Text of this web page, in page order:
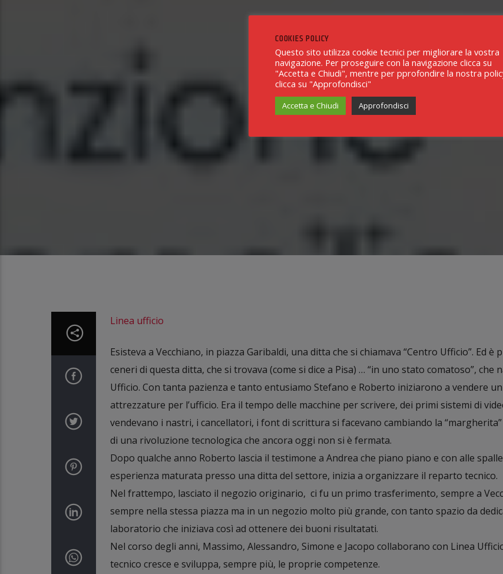
Linea ufficio
Esisteva a Vecchiano, in piazza Garibaldi, una ditta che si chiamava “Centro Ufficio”. Ed è
ceneri di questa ditta, che si trovava (come si dice a Pisa) … “in uno stato comatoso”, che
Ufficio. Con tanta pazienza e tanto entusiamo Stefano e Roberto iniziarono a vendere un
attrezzature per l’ufficio. Era il tempo delle macchine per scrivere, dei primi sistemi di
vendevano i nastri, i cancellatori, i font di scrittura si facevano cambiando la “margherita”
di una rivoluzione tecnologica che ancora oggi non si è fermata.
Dopo qualche anno Roberto lascia il testimone a Andrea che piano piano e con alle
esperienza maturata presso una ditta del settore, inizia a organizzare il reparto tecnico.
Nel frattempo, lasciato il negozio originario, ci fu un primo trasferimento, sempre a
sempre nella stessa piazza ma in un negozio molto più grande, con tanto spazio da
laboratorio che iniziava così ad ottenere dei buoni risultatati.
Nel corso degli anni, Massimo, Alessandro, Simone e Jacopo collaborano con Linea
tecnico cresce e sviluppa, sempre più, le proprie competenze.
COOKIES POLICY
Questo sito utilizza cookie tecnici per migliorare la vostra
navigazione. Per proseguire con la navigazione clicca su
"Accetta e Chiudi", mentre per pprofondire la nostra
clicca su "Approfondisci"
Accetta e Chiudi Approfondisci